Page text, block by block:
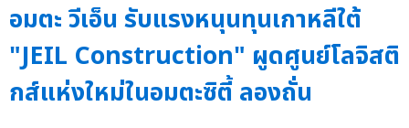
อมตะ วีเอ็น รับแรงหนุนทุนเกาหลีใต้
"JEIL Construction" ผูดศูนย์โลจิสติ
กส์แห่งใหม่ในอมตะซิตี้ ลองถั่น